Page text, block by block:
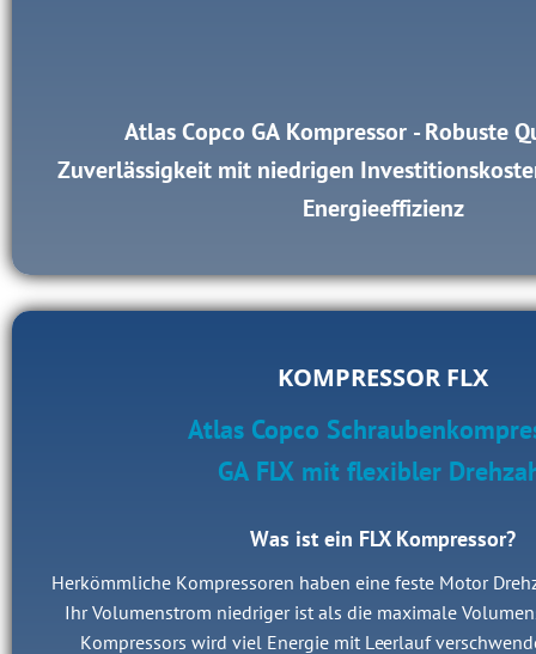
Atlas Copco GA Kompressor - Robuste
Zuverlässigkeit mit niedrigen
Energieeffizienz
KOMPRESSOR FLX
Atlas Copco
GA FLX mit flexibler
Was ist ein FLX Kompressor?
Herkömmliche Kompressoren haben eine feste Motor
Ihr Volumenstrom niedriger ist als die maximale
Kompressors wird viel Energie mit Leerlauf